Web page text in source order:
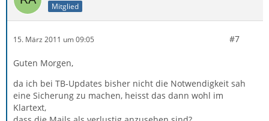
Mitglied
15. März 2011 um 09:05 #7
Guten Morgen,
da ich bei TB-Updates bisher nicht die Notwendigkeit sah
eine Sicherung zu machen, heisst das dann wohl im
Klartext,